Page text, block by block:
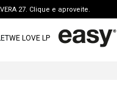
27. Clique e aproveite.
benefícios exclusivos. CONSULTAR >
de R$ 699. APROVEITAR >
WE LOVE LP